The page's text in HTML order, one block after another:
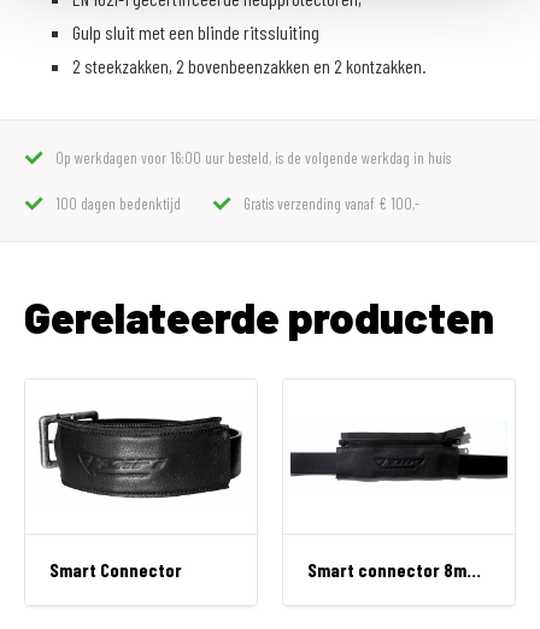
Gulp sluit met een blinde ritssluiting
2 steekzakken, 2 bovenbeenzakken en 2 kontzakken.
Op werkdagen voor 16:00 uur besteld, is de volgende werkdag in huis
100 dagen bedenktijd Gratis verzending vanaf € 100,-
Gerelateerde producten
Smart Connector